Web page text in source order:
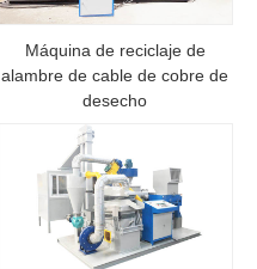
Máquina de reciclaje de
alambre de cable de cobre de
desecho